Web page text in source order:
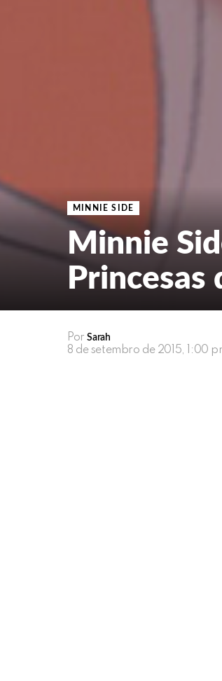
MINNIE SIDE
Minnie
Princesas
Por Sarah
8 de setembro de 2015, 1:00